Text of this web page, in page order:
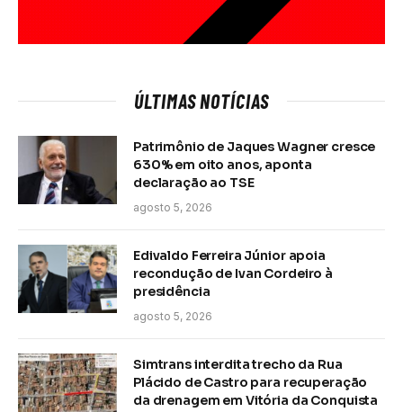
ÚLTIMAS NOTÍCIAS
Patrimônio de Jaques Wagner cresce
630% em oito anos, aponta
declaração ao TSE
agosto 5, 2026
Edivaldo Ferreira Júnior apoia
recondução de Ivan Cordeiro à
presidência
agosto 5, 2026
Simtrans interdita trecho da Rua
Plácido de Castro para recuperação
da drenagem em Vitória da Conquista